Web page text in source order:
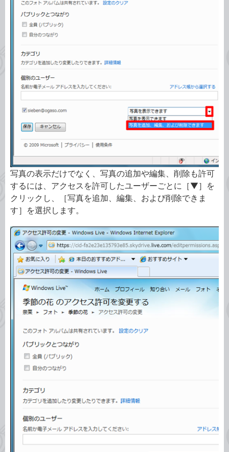
写真の表示だけでなく、写真の追加や編集、削除も許可
するには、アクセスを許可したユーザーごとに［▼］を
クリックし、［写真を追加、編集、および削除できま
す］を選択します。